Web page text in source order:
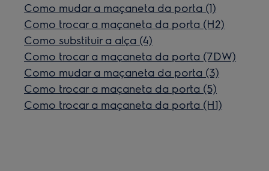
Como mudar a maçaneta da porta (1)
Como trocar a maçaneta da porta (H2)
Como substituir a alça (4)
Como trocar a maçaneta da porta (7DW)
Como mudar a maçaneta da porta (3)
Como trocar a maçaneta da porta (5)
Como trocar a maçaneta da porta (H1)